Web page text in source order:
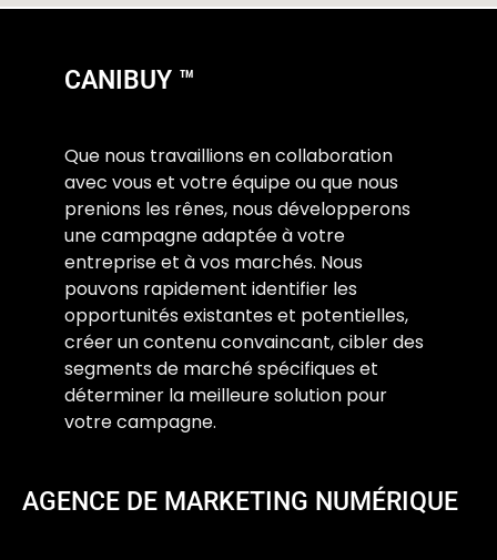
CANIBUY ™
Que nous travaillions en collaboration
avec vous et votre équipe ou que nous
prenions les rênes, nous développerons
une campagne adaptée à votre
entreprise et à vos marchés. Nous
pouvons rapidement identifier les
opportunités existantes et potentielles,
créer un contenu convaincant, cibler des
segments de marché spécifiques et
déterminer la meilleure solution pour
votre campagne.
AGENCE DE MARKETING NUMÉRIQUE